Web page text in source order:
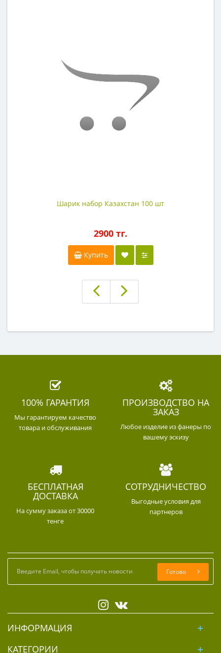
Шарик набор Казахстан 100 шт
2900 тг.
Купить
100% ГАРАНТИЯ
Мы гарантируем качество
товара и обслуживания
ПРОИЗВОДСТВО НА
ЗАКАЗ
Любое изделие из фанеры по
вашему эскизу
БЕСПЛАТНАЯ
ДОСТАВКА
На сумму заказа от 30000
тенге
СОТРУДНИЧЕСТВО
Выгодные условия для
партнеров
Готово
ИНФОРМАЦИЯ
КАТЕГОРИИ